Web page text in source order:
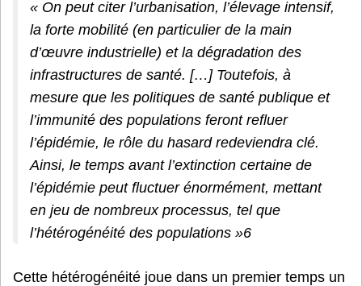
« On peut citer l’urbanisation, l’élevage intensif,
la forte mobilité (en particulier de la main
d’œuvre industrielle) et la dégradation des
infrastructures de santé. […] Toutefois, à
mesure que les politiques de santé publique et
l’immunité des populations feront refluer
l’épidémie, le rôle du hasard redeviendra clé.
Ainsi, le temps avant l’extinction certaine de
l’épidémie peut fluctuer énormément, mettant
en jeu de nombreux processus, tel que
l’hétérogénéité des populations »6
Cette hétérogénéité joue dans un premier temps un